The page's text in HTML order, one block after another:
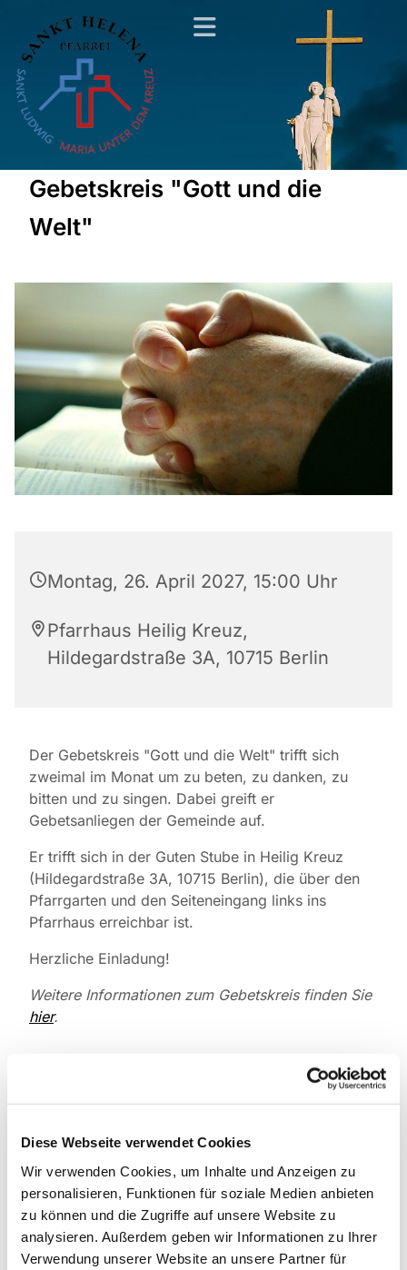
Diese Webseite verwendet Cookies
Wir verwenden Cookies, um Inhalte und Anzeigen zu
personalisieren, Funktionen für soziale Medien anbieten
zu können und die Zugriffe auf unsere Website zu
analysieren. Außerdem geben wir Informationen zu Ihrer
Verwendung unserer Website an unsere Partner für
Gebetskreis "Gott und die
Welt"
Montag, 26. April 2027, 15:00 Uhr
Pfarrhaus Heilig Kreuz,
Hildegardstraße 3A, 10715 Berlin
Der Gebetskreis "Gott und die Welt" trifft sich
zweimal im Monat um zu beten, zu danken, zu
bitten und zu singen. Dabei greift er
Gebetsanliegen der Gemeinde auf.
Er trifft sich in der Guten Stube in Heilig Kreuz
(Hildegardstraße 3A, 10715 Berlin), die über den
Pfarrgarten und den Seiteneingang links ins
Pfarrhaus erreichbar ist.
Herzliche Einladung!
Weitere Informationen zum Gebetskreis finden Sie
hier.